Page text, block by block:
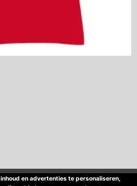
en advertenties te personaliseren,